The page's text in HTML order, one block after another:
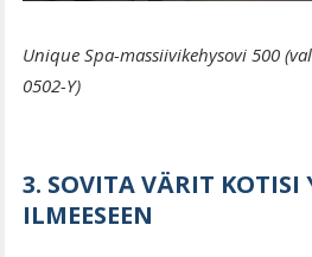
Unique Spa-massiivikehysovi 500
0502-Y)
3. SOVITA VÄRIT KOTISI
ILMEESEEN